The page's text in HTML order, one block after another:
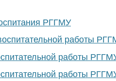
РГГМУ
работы
работы
работы